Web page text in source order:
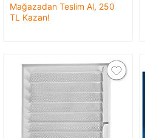
Mağazadan Teslim Al, 250
TL Kazan!